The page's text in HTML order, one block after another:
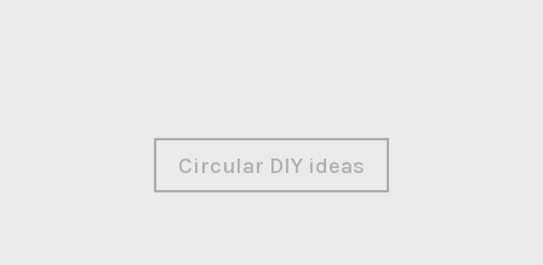
Circular DIY ideas